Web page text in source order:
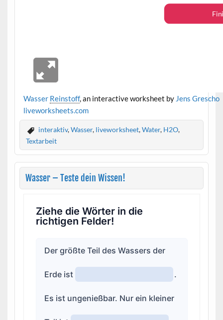
Wasser Reinstoff, an interactive worksheet by Jens Grescho
liveworksheets.com
interaktiv,Wasser, liveworksheet,Water, H2O,
Textarbeit
Wasser – Teste dein Wissen!